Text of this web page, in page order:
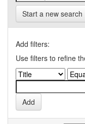
Start a new search
Add filters:
Use filters to refine